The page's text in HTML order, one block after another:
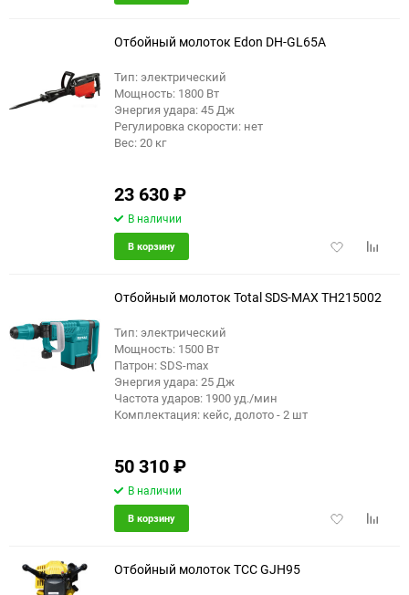
Отбойный молоток Edon DH-GL65A
Тип: электрический
Мощность: 1800 Вт
Энергия удара: 45 Дж
Регулировка скорости: нет
Вес: 20 кг
23 630₽
В наличии
Добавить
В корзину
Отбойный молоток Total SDS-MAX TH215002
Тип: электрический
Мощность: 1500 Вт
Патрон: SDS-max
Энергия удара: 25 Дж
Частота ударов: 1900 уд./мин
Комплектация: кейс, долото - 2 шт
50 310₽
В наличии
Добавить
В корзину
Отбойный молоток ТСС GJH95